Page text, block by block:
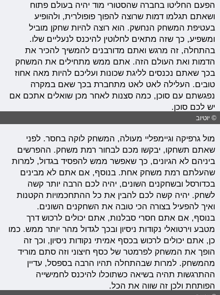
הפעם החליטו בחברה שהסטורי מוד יהיה בעולם פתוח
ושאתם תגלמו דמות שרוצה להפוך פופולרית, ולהופיע
בעטיפת המשחק הנחשק. הוא רוצה להיות שחקן מוביל
ומשפיע, כך שזה מתאים לחלוטין להיכנס לנעליים שלו.
בהתחלה, זה מרגש ואתם מדורבנים להמשיך להכיר את
הדמות ואת העולם הזה. אתם ממש מתחילים את המשחק
בכך שאתם נכנסים לליגת שכונות ועליכם להיות מאה אחוז
טובים. העלילה לאט לאט מתחברת בכך שאם במקרה
נפגשתם עם סוכן, כמה סצנות לאחר מכן שואלים אתכם אם
יש לכם סוכן.
© יוטיוב
מול גרפיקה וגיימפליי מעולה, המשחק לוקה בחסר. לפני
שאתם תשחקו, יבקשו מכם לבחור רמת משחק. ההפרשים
ביניהם לא הגיונים, כך שאפשר ממש להפסיד בגדול, למרות
שהעלתם רמת משחק אחת. בנוסף, אם אתם לא מבינים
בכדורסל ובשחקנים השונים, יהיה לכם הרבה יותר קשה
לשחק. יהיה קשה לכם להבין את כל ההתחכמויות הקטנות
ואיך להפעיל בצורה הכי טובה את השחקנים השונים.
בנוסף, אם אתם חסרי סבלנות, אתם יכולים לרכוש דרך
מטבע וירטואלי נקודות ניסיון ובכך לגדול מהר יותר ממש. כמו
כן, אתם יכולים לרכוש בכסף אמיתי נקודות ניסיון, וכך זה
הופך את המשחק לפרמטר של כסף חיצוני וזה סתם מוריד
מהמשחק. למרות שבהתחלה תהיו הרבה בספסל, עדיין
ההתרגשות תהיה בשיאה כשתוכלו להיכנס לחמישייה
הפותחת ולכן זה שווה את הכל.